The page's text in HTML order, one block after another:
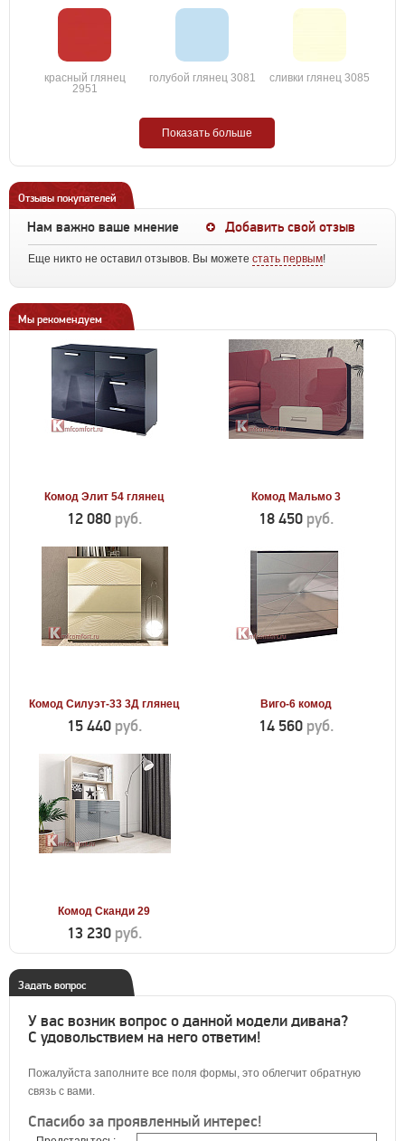
красный глянец
2951
голубой глянец 3081 сливки глянец 3085
Показать больше
Отзывы покупателей
Нам важно ваше мнение Добавить свой отзыв
Еще никто не оставил отзывов. Вы можете стать первым!
Мы рекомендуем
Комод Элит 54 глянец
12 080 руб.
Комод Мальмо 3
18 450 руб.
Комод Силуэт-33 3Д глянец
15 440 руб.
Виго-6 комод
14 560 руб.
Комод Сканди 29
13 230 руб.
Задать вопрос
У вас возник вопрос о данной модели дивана?
С удовольствием на него ответим!
Пожалуйста заполните все поля формы, это облегчит обратную
связь с вами.
Спасибо за проявленный интерес!